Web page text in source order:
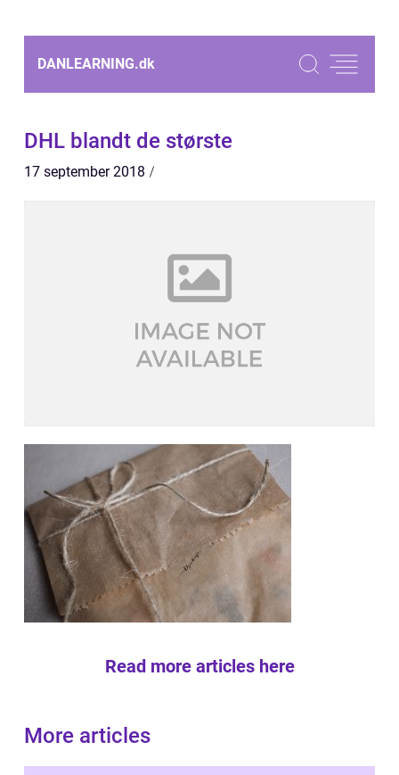
DANLEARNING.dk
DHL blandt de største
17 september 2018
Read more articles here
More articles